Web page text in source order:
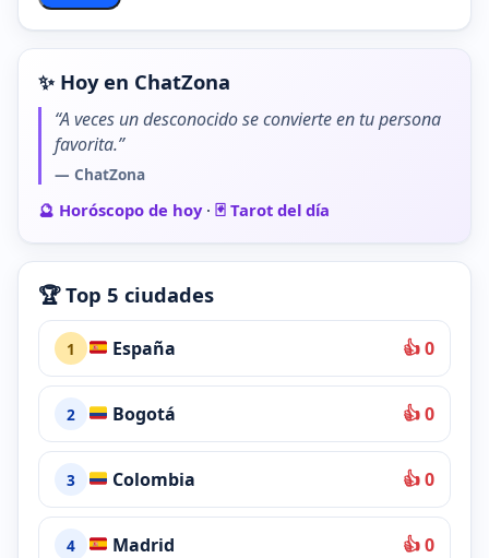
✨ Hoy en ChatZona
“A veces un desconocido se convierte en tu persona
favorita.”
— ChatZona
🔮 Horóscopo de hoy· 🃏 Tarot del día
🏆 Top 5 ciudades
1 España 👍 0
2 Bogotá 👍 0
3 Colombia 👍 0
4 Madrid 👍 0